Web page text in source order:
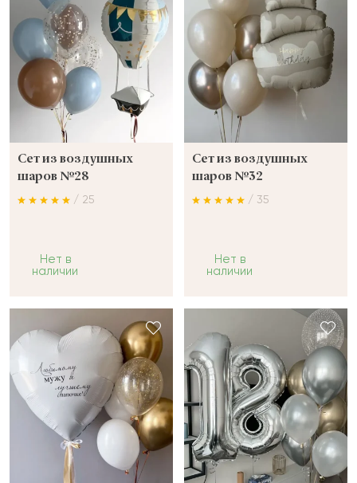
Сет из воздушных
шаров №28
/ 25
Нет в
наличии
Сет из воздушных
шаров №32
/ 35
Нет в
наличии